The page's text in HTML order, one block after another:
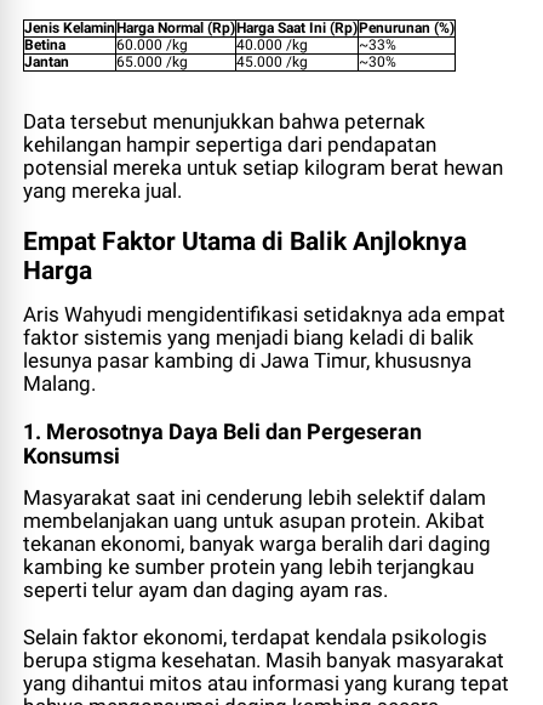
Jenis KelaminHarga Normal (Rp)Harga Saat Ini (Rp)Penurunan (%)
Betina
60.000 /kg 40.000 /kg
~33%
Jantan
65.000 /kg 45.000 /kg ~30%
Data tersebut menunjukkan bahwa peternak
kehilangan hampir sepertiga dari pendapatan
potensial mereka untuk setiap kilogram berat hewan
yang mereka jual.
Empat Faktor Utama di Balik Anjloknya
Harga
Aris Wahyudi mengidentifikasi setidaknya ada empat
faktor sistemis yang menjadi biang keladi di balik
lesunya pasar kambing di Jawa Timur, khususnya
Malang.
1. Merosotnya Daya Beli dan Pergeseran
Konsumsi
Masyarakat saat ini cenderung lebih selektif dalam
membelanjakan uang untuk asupan protein. Akibat
tekanan ekonomi, banyak warga beralih dari daging
kambing ke sumber protein yang lebih terjangkau
seperti telur ayam dan daging ayam ras.
Selain faktor ekonomi, terdapat kendala psikologis
berupa stigma kesehatan. Masih banyak masyarakat
yang dihantui mitos atau informasi yang kurang tepat